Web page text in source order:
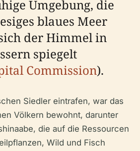
Umgebung, die
blaues Meer
der Himmel in
spiegelt
Commission).
Siedler eintrafen, war das
Völkern bewohnt, darunter
die auf die Ressourcen
Wild und Fisch